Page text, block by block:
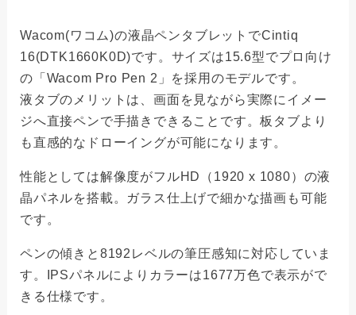
Wacom(ワコム)の液晶ペンタブレットでCintiq
16(DTK1660K0D)です。サイズは15.6型でプロ向け
の「Wacom Pro Pen 2」を採用のモデルです。
液タブのメリットは、画面を見ながら実際にイメー
ジへ直接ペンで手描きできることです。板タブより
も直感的なドローイングが可能になります。
性能としては解像度がフルHD（1920 x 1080）の液
晶パネルを搭載。ガラス仕上げで細かな描画も可能
です。
ペンの傾きと8192レベルの筆圧感知に対応していま
す。IPSパネルによりカラーは1677万色で表示がで
きる仕様です。